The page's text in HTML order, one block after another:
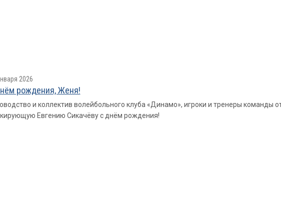
2026
рождения, Женя!
и коллектив волейбольного клуба «Динамо», игроки и тренеры команды
Евгению Сикачёву с днём рождения!